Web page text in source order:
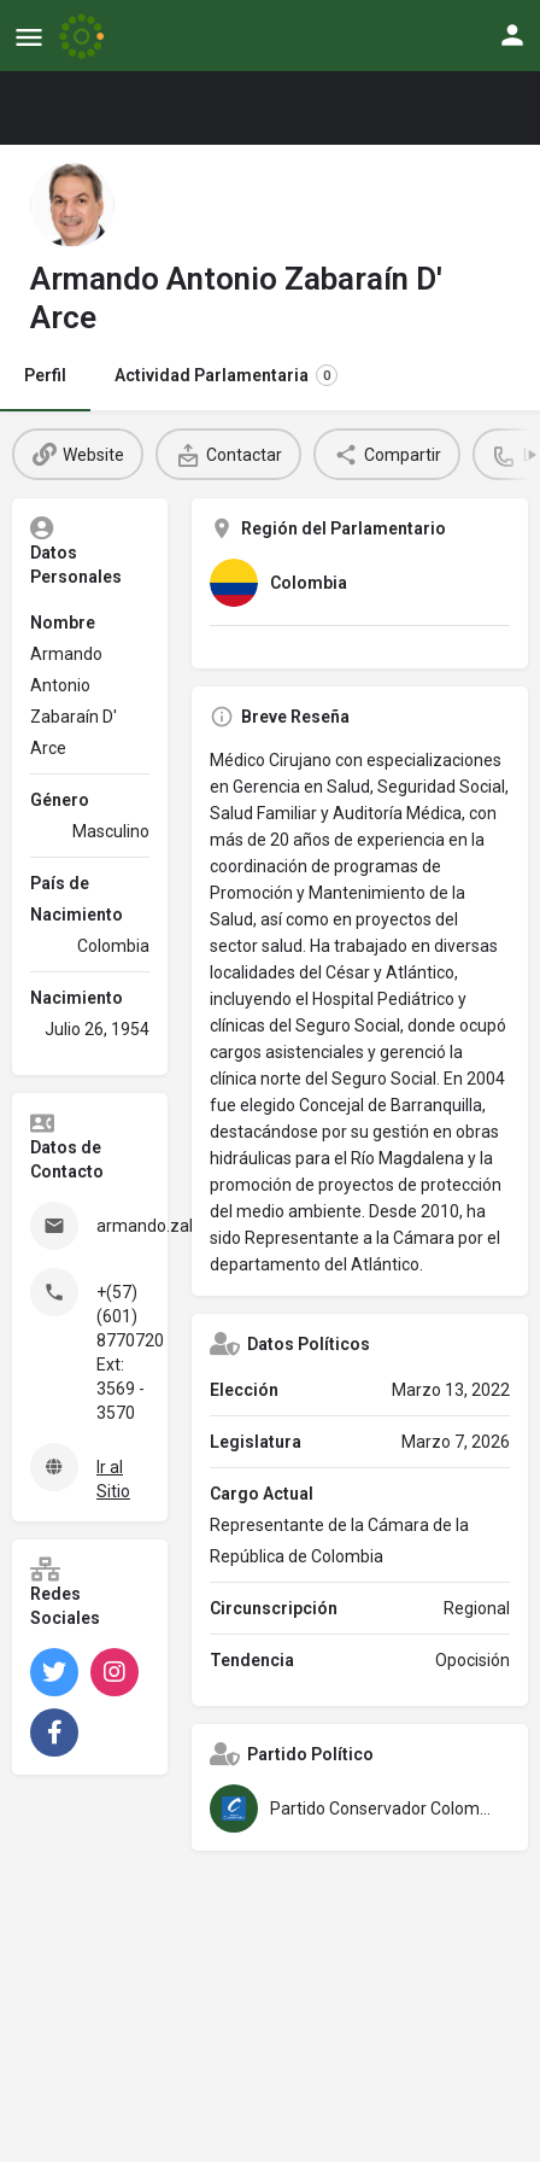
Armando Antonio Zabaraín D'
Arce
Perfil Actividad Parlamentaria 0
Website Contactar Compartir
Datos
Personales
Nombre
Armando
Antonio
Zabaraín D'
Arce
Género
Masculino
País de
Nacimiento
Colombia
Nacimiento
Julio 26, 1954
Datos de
Contacto
armando.zabarain@camara.gov.co
+(57)
(601)
8770720
Ext:
3569 -
3570
Ir al
Sitio
Redes
Sociales
Twitter Instagram
Región del Parlamentario
Colombia
Breve Reseña
Médico Cirujano con especializaciones
en Gerencia en Salud, Seguridad Social,
Salud Familiar y Auditoría Médica, con
más de 20 años de experiencia en la
coordinación de programas de
Promoción y Mantenimiento de la
Salud, así como en proyectos del
sector salud. Ha trabajado en diversas
localidades del César y Atlántico,
incluyendo el Hospital Pediátrico y
clínicas del Seguro Social, donde ocupó
cargos asistenciales y gerenció la
clínica norte del Seguro Social. En 2004
fue elegido Concejal de Barranquilla,
destacándose por su gestión en obras
hidráulicas para el Río Magdalena y la
promoción de proyectos de protección
del medio ambiente. Desde 2010, ha
sido Representante a la Cámara por el
departamento del Atlántico.
Datos Políticos
Elección Marzo 13, 2022
Legislatura Marzo 7, 2026
Cargo Actual
Representante de la Cámara de la
República de Colombia
Circunscripción Regional
Tendencia Opocisión
Partido Político